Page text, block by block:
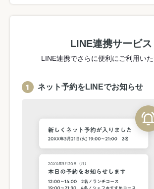
LINE連携サービス
LINE連携でさらに便利にご利用い
ネット予約をLINEでお知らせ